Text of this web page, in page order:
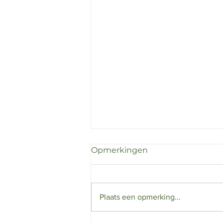
IT - Straciatella
Opmerkingen
Plaats een opmerking...